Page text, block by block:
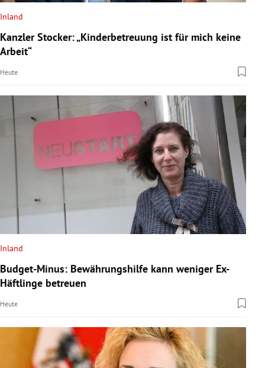
Inland
Kanzler Stocker: „Kinderbetreuung ist für mich keine
Arbeit“
Heute
Inland
Budget-Minus: Bewährungshilfe kann weniger Ex-
Häftlinge betreuen
Heute